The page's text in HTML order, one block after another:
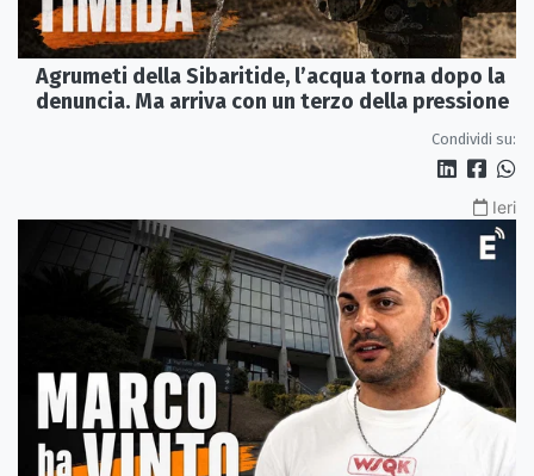
Agrumeti della Sibaritide, l’acqua torna dopo la
denuncia. Ma arriva con un terzo della pressione
Condividi su:
Ieri